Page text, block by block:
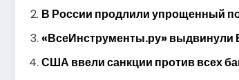
В России продлили упрощенный
«ВсеИнструменты.ру» выдвинули
США ввели санкции против всех